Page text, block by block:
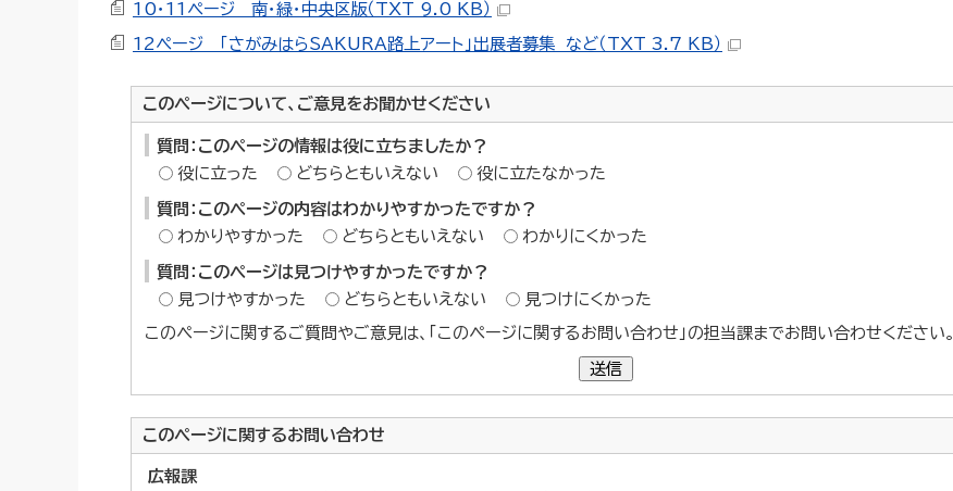
10・11ページ 南・緑・中央区版（TXT 9.0 KB）
12ページ 「さがみはらSAKURA路上アート」出展者募集 など（TXT 3.7 KB）
このページについて、ご意見をお聞かせください
質問：このページの情報は役に立ちましたか？
役に立った
どちらともいえない 役に立たなかった
質問：このページの内容はわかりやすかったですか？
わかりやすかった
どちらともいえない わかりにくかった
質問：このページは見つけやすかったですか？
見つけやすかった
どちらともいえない 見つけにくかった
このページに関するご質問やご意見は、「このページに関するお問い合わせ」の担当課までお問い合わせください。
送信
このページに関するお問い合わせ
広報課